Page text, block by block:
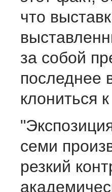
что
за собой
последнее
клониться
семи
резкий